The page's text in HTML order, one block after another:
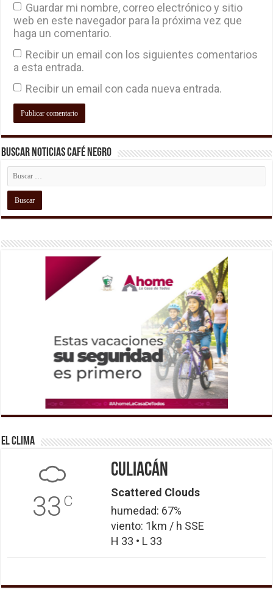
Guardar mi nombre, correo electrónico y sitio
web en este navegador para la próxima vez que
haga un comentario.
Recibir un email con los siguientes comentarios
a esta entrada.
Recibir un email con cada nueva entrada.
Buscar Noticias Café Negro
El Clima
33 C
Culiacán
Scattered Clouds
humedad: 67%
viento: 1km / h SSE
H 33 • L 33